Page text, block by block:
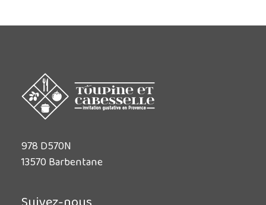
978 D570N
13570 Barbentane